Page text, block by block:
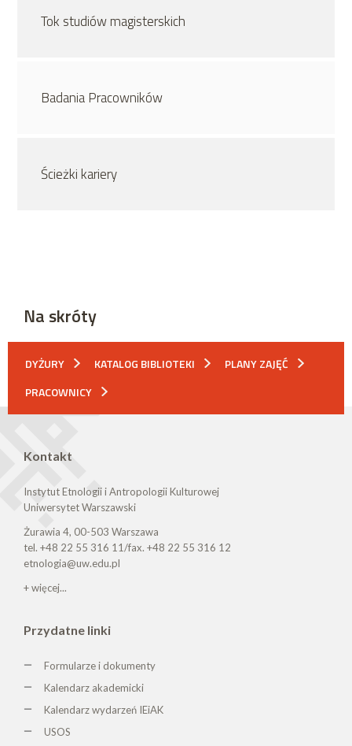
Tok studiów magisterskich
Badania Pracowników
Ścieżki kariery
Na skróty
DYŻURY KATALOG BIBLIOTEKI
PLANY ZAJĘĆ
PRACOWNICY
Kontakt
Instytut Etnologii i Antropologii Kulturowej
Uniwersytet Warszawski
Żurawia 4, 00-503 Warszawa
tel. +48 22 55 316 11/fax. +48 22 55 316 12
etnologia@uw.edu.pl
+ więcej...
Przydatne linki
Formularze i dokumenty
Kalendarz akademicki
Kalendarz wydarzeń IEiAK
USOS